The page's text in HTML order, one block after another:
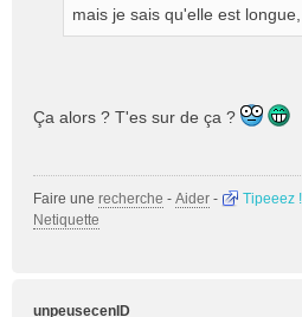
n
mais je sais qu'elle est
Ça alors ? T'es sur de ça ?
Faire une recherche - Aider - Tipeeez !
Netiquette
unpeusecenID